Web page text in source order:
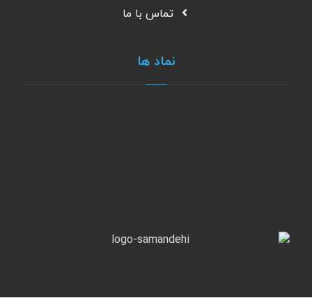
تماس با ما
نماد ها